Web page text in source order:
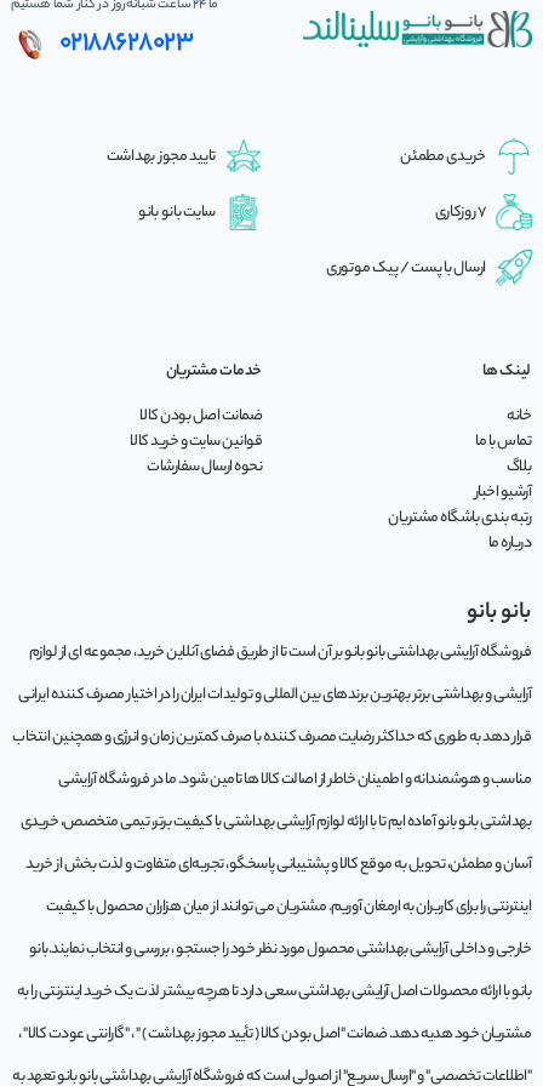
ما 24 ساعت شبانه‌روز در کنار شما هستیم
02188628023
خریدی مطمئن تایید مجوز بهداشت
7 روزکاری سایت بانو بانو
ارسال با پست / پیک موتوری
لینک ها
خانه
تماس با ما
بلاگ
آرشیو اخبار
رتبه بندی باشگاه مشتریان
درباره ما
خدمات مشتریان
ضمانت اصل بودن کالا
قوانین سایت و خرید کالا
نحوه ارسال سفارشات
بانو بانو
فروشگاه آرایشی بهداشتی بانو بانو بر آن است تا از طریق فضای آنلاین خرید، مجموعه‌ ای از لوازم
آرایشی و بهداشتی برتر بهترین برندهای بین المللی و تولیدات ایران را در اختیار مصرف کننده ایرانی
قرار دهد به طوری که حداکثر رضایت مصرف کننده با صرف کمترین زمان و انرژی و همچنین انتخاب
مناسب و هوشمندانه و اطمینان خاطر از اصالت کالا ها تامین شود. ما در فروشگاه آرایشی
بهداشتی بانو بانو آماده ایم تا با ارائه لوازم آرایشی بهداشتی با کیفیت برتر، تیمی متخصص، خریدی
آسان و مطمئن، تحویل به موقع کالا و پشتیبانی پاسخگو، تجربه‌ای متفاوت و لذت بخش از خرید
اینترنتی را برای کاربران به ارمغان آوریم. مشتريان می توانند از ميان هزاران محصول با کيفيت
خارجی و داخلی آرایشی بهداشتی محصول مورد نظر خود را جستجو ، بررسی و انتخاب نمايند.بانو
بانو با ارائه محصولات اصل آرایشی بهداشتی سعی دارد تا هرچه بیشتر لذت یک خرید اینترنتی را به
مشتریان خود هدیه دهد. ضمانت "اصل بودن کالا ( تأیید مجوز بهداشت ) " ، "گارانتی عودت کالا" ،
"اطلاعات تخصصی" و "ارسال سریع" از اصولی است که فروشگاه آرایشی بهداشتی بانو بانو تعهد به